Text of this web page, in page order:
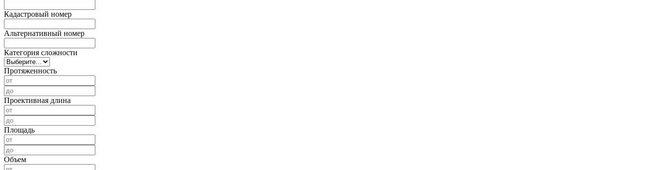
Кадастровый номер
Альтернативный номер
Категория сложности
Протяженность
Проективная длина
Площадь
Объем